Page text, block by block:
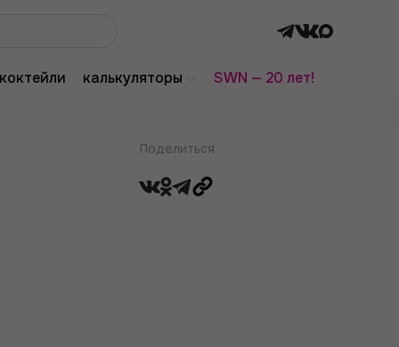
коктейли калькуляторы SWN — 20 лет!
Поделиться